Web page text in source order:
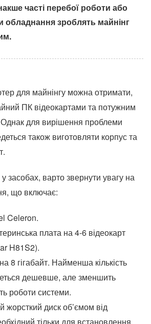
часті перебої роботи або
обладнання зроблять майнінг
для майнінгу можна отримати,
ПК відеокартами та потужним
для вирішення проблеми
також виготовляти корпус та
засобах, варто звернути увагу на
що включає:
Celeron.
плата на 4-6 відеокарт
H81S2).
8 гігабайт. Найменша кількість
дешевше, але зменшить
роботи системи.
жорсткий диск об’ємом від